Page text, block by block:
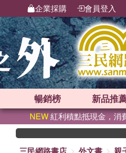
企業採購 會員登入
暢銷榜 新品推
NEW紅利積點抵現金，消
三民網路書店
外文書 親